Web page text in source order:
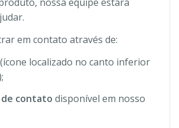
em contato através de:
(ícone localizado no canto inferior
contato disponível em nosso